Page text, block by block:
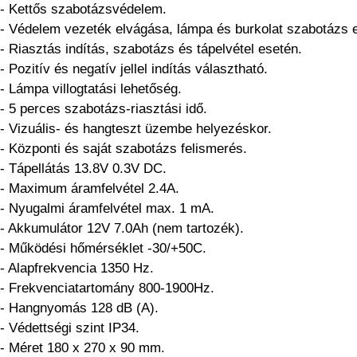
- Kettős szabotázsvédelem.
- Védelem vezeték elvágása, lámpa és burkolat szabotázs
- Riasztás indítás, szabotázs és tápelvétel esetén.
- Pozitív és negatív jellel indítás választható.
- Lámpa villogtatási lehetőség.
- 5 perces szabotázs-riasztási idő.
- Vizuális- és hangteszt üzembe helyezéskor.
- Központi és saját szabotázs felismerés.
- Tápellátás 13.8V 0.3V DC.
- Maximum áramfelvétel 2.4A.
- Nyugalmi áramfelvétel max. 1 mA.
- Akkumulátor 12V 7.0Ah (nem tartozék).
- Működési hőmérséklet -30/+50C.
- Alapfrekvencia 1350 Hz.
- Frekvenciatartomány 800-1900Hz.
- Hangnyomás 128 dB (A).
- Védettségi szint IP34.
- Méret 180 x 270 x 90 mm.